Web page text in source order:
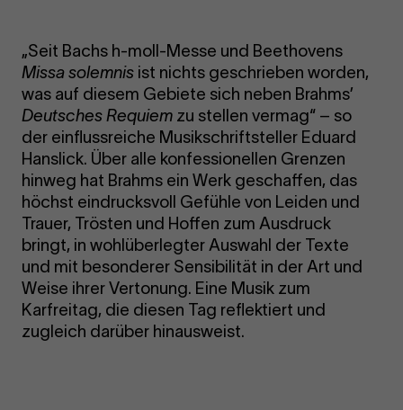
„Seit Bachs h-moll-Messe und Beethovens
Missa solemnis ist nichts geschrieben worden,
was auf diesem Gebiete sich neben Brahms’
Deutsches Requiem zu stellen vermag“ – so
der einflussreiche Musikschriftsteller Eduard
Hanslick. Über alle konfessionellen Grenzen
hinweg hat Brahms ein Werk geschaffen, das
höchst eindrucksvoll Gefühle von Leiden und
Trauer, Trösten und Hoffen zum Ausdruck
bringt, in wohlüberlegter Auswahl der Texte
und mit besonderer Sensibilität in der Art und
Weise ihrer Vertonung. Eine Musik zum
Karfreitag, die diesen Tag reflektiert und
zugleich darüber hinausweist.